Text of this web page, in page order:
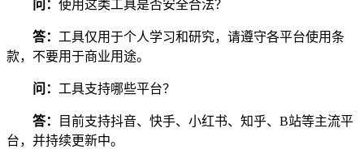
问： 使用这类工具是否安全合法？
答： 工具仅用于个人学习和研究，请遵守各平台使用条
款，不要用于商业用途。
问： 工具支持哪些平台？
答：
目前支持抖音、快手、小红书、知乎、B站等主流平
台，并持续更新中。